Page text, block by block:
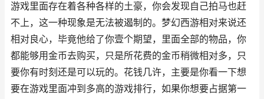
游戏里面存在着各种各样的土豪，你会发现自己拍马也赶
不上，这一种现象是无法被遏制的。梦幻西游相对来说还
相对良心，毕竟他给了你壹个期望，里面全部的物品，你
都能够用金币去购买，只是所花费的金币稍微相对多，只
要你有时刻还是可以玩的。花钱几许，主要是你看一下想
要在游戏里面冲到多高的游戏排行，如果你想要占据第一